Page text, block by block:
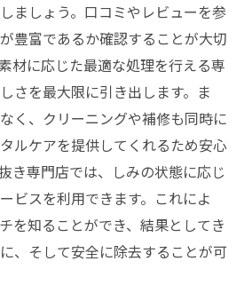
おける新しいアプローチ
する最小限の損害でのしみ除去
もたらすきもののしみ抜きの未
消すならここ！しみ抜き専門店
ローチ
用する最新のしみ抜き技術
門店のプロが使用する器具と製
ましょう。口コミやレビューを参
豊富であるか確認することが大切
材に応じた最適な処理を行える専
さを最大限に引き出します。ま
く、クリーニングや補修も同時に
ルケアを提供してくれるため安心
き専門店では、しみの状態に応じ
ビスを利用できます。これによ
を知ることができ、結果としてき
、そして安全に除去することが可